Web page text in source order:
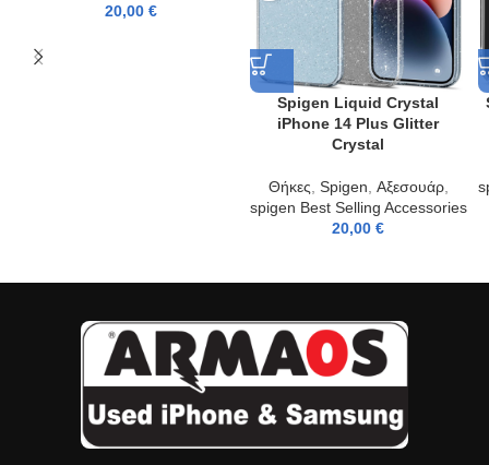
20,00 €
Spigen Liquid Crystal
iPhone 14 Plus Glitter
Crystal
Θήκες Spigen Αξεσουάρ,
spigen Best Selling Accessories
20,00€